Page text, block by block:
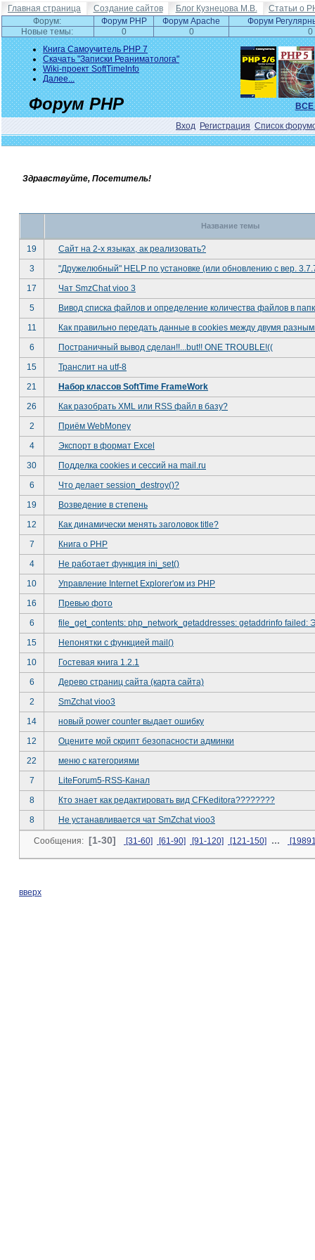
Главная страница Создание сайтов Блог Кузнецова М.В.
Статьи о
Форум:
Форум PHP Форум Apache
Форум
Новые темы:
0 0
0
Книга Самоучитель PHP 7
Скачать "Записки Реаниматолога"
Wiki-проект SoftTimeInfo
Далее...
ВСЕ
Форум PHP
Вход Регистрация Список
Здравствуйте, Посетитель!
Название темы
19
Сайт на 2-х языках, ак реализовать?
3
"Дружелюбный" HELP по установке (или обновлению с вер.
17
Чат SmzChat vioo 3
5
Вивод списка файлов и определение количества файлов в
11
Как правильно передать данные в cookies между двумя
6
Постраничный вывод сделан!!...but!! ONE TROUBLE!((
15
Транслит на utf-8
21
Набор классов SoftTime FrameWork
26
Как разобрать XML или RSS файл в базу?
2
Приём WebMoney
4
Экспорт в формат Excel
30
Подделка cookies и сессий на mail.ru
6
Что делает session_destroy()?
19
Возведение в степень
12
Как динамически менять заголовок title?
7
Книга о РНР
4
Не работает функция ini_set()
10
Управление Internet Explorer'ом из PHP
16
Превью фото
6
file_get_contents: php_network_getaddresses: getaddrinfo failed:
15
Непонятки с функцией mail()
10
Гостевая книга 1.2.1
6
Дерево страниц сайта (карта сайта)
2
SmZchat vioo3
14
новый power counter выдает ошибку
12
Оцените мой скрипт безопасности админки
22
меню с категориями
7
LiteForum5-RSS-Канал
8
Кто знает как редактировать вид CFKeditorа????????
8
Не устанавливается чат SmZchat vioo3
Сообщения: [1-30] [31-60] [61-90] [91-120] [121-150] ...
вверх